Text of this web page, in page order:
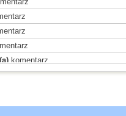
komentarz
komentarz
komentarz